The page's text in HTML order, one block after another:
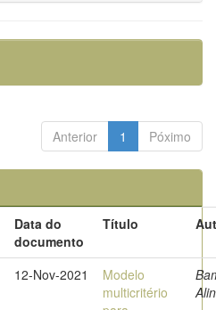
Anterior 1 Póximo
Data do
documento
Título
12-Nov-2021
Modelo
multicritério